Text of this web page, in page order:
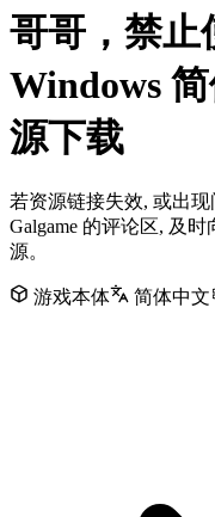
哥哥，禁止
Windows
源下载
若资源链接失效, 或出
Galgame 的评论区, 及
源。
游戏本体 简体中文